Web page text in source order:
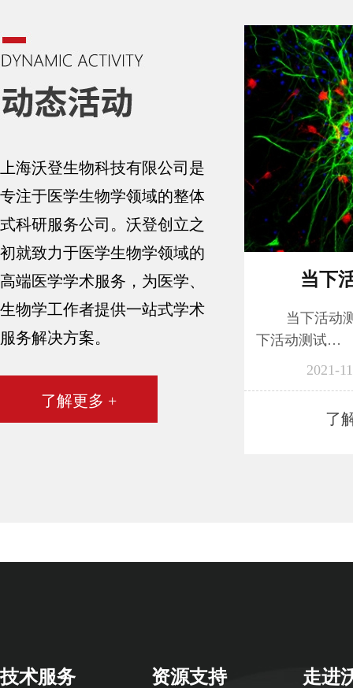
项目名称：HE染色
上海沃登生物科技有限公司是
专注于医学生物学领域的整体
式科研服务公司。沃登创立之
初就致力于医学生物学领域的
高端医学学术服务，为医学、
生物学工作者提供一站式学术
服务解决方案。
了解更多 +
当下
当下活动
下活动测试…
2021-
了
技术服务 资源支持 走进